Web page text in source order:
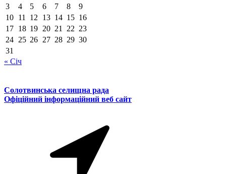
3
4 5 6 7 8
9
10 11 12 13 14 15 16
17 18 19 20 21 22 23
24 25 26 27 28 29 30
31
« Січ
Солотвинська селищна рада
Офіційний інформаційний веб сайт